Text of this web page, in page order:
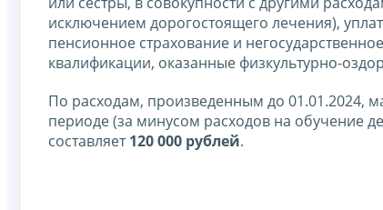
исключением дорогостоящего лечения),
пенсионное страхование и
квалификации, оказанные физкультурно-
По расходам, произведенным до 01.01.2024,
периоде (за минусом расходов на обучение
составляет120 000 рублей.